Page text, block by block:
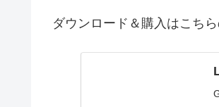
ダウンロード＆購入はこち